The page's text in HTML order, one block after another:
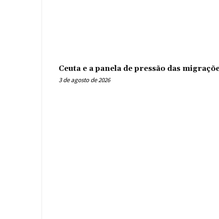
Ceuta e a panela de pressão das
3 de agosto de 2026